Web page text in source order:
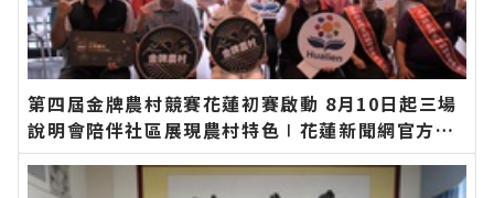
第四屆金牌農村競賽花蓮初賽啟動 8月10日起三場
說明會陪伴社區展現農村特色∣花蓮新聞網官方網
站各類新聞－最快速的今日新聞報導 最新的在地資
訊！